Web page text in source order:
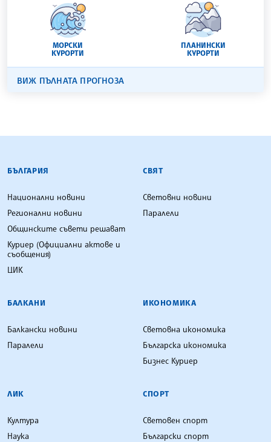
МОРСКИ
КУРОРТИ
ПЛАНИНСКИ
КУРОРТИ
ВИЖ ПЪЛНАТА ПРОГНОЗА
БЪЛГАРСКА ТЕЛЕГРАФНА АГЕНЦИЯ
БЪЛГАРИЯ
Национални новини
Регионални новини
Общинските съвети решават
Куриер (Официални актове и
съобщения)
ЦИК
СВЯТ
Световни новини
Паралели
БАЛКАНИ
Балкански новини
Паралели
ИКОНОМИКА
Световна икономика
Българска икономика
Бизнес Куриер
ЛИК
Култура
Наука
СПОРТ
Световен спорт
Български спорт